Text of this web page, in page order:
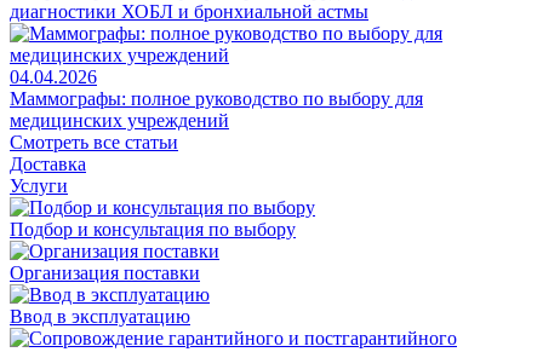
диагностики ХОБЛ и бронхиальной астмы
04.04.2026
Маммографы: полное руководство по выбору для
медицинских учреждений
Смотреть все статьи
Доставка
Услуги
Подбор и консультация по выбору
Организация поставки
Ввод в эксплуатацию